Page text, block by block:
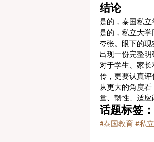
结论
是的，泰国私立
是的，私立大
夸张。眼下的
出现一份完整明
对于学生、家
传，更要认真评
从更大的角度
量、韧性、适应
话题标签：
#泰国教育 #私